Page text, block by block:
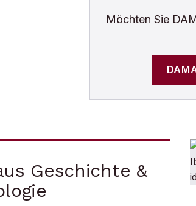
Möchten Sie
Geschichte &